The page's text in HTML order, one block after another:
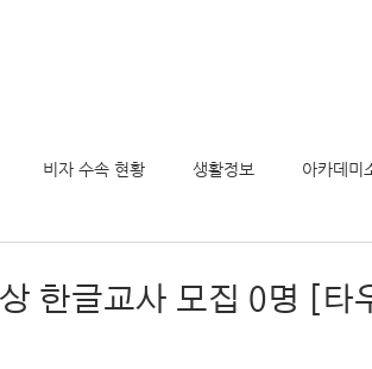
비자 수속 현황 생활정보 아카데미
한글교사 모집 0명 [타